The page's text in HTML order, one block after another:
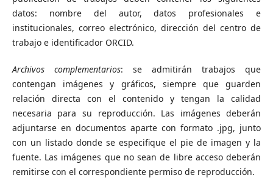
datos: nombre del autor, datos profesionales e
institucionales, correo electrónico, dirección del centro de
trabajo e identificador ORCID.
Archivos complementarios: se admitirán trabajos que
contengan imágenes y gráficos, siempre que guarden
relación directa con el contenido y tengan la calidad
necesaria para su reproducción. Las imágenes deberán
adjuntarse en documentos aparte con formato .jpg, junto
con un listado donde se especifique el pie de imagen y la
fuente. Las imágenes que no sean de libre acceso deberán
remitirse con el correspondiente permiso de reproducción.